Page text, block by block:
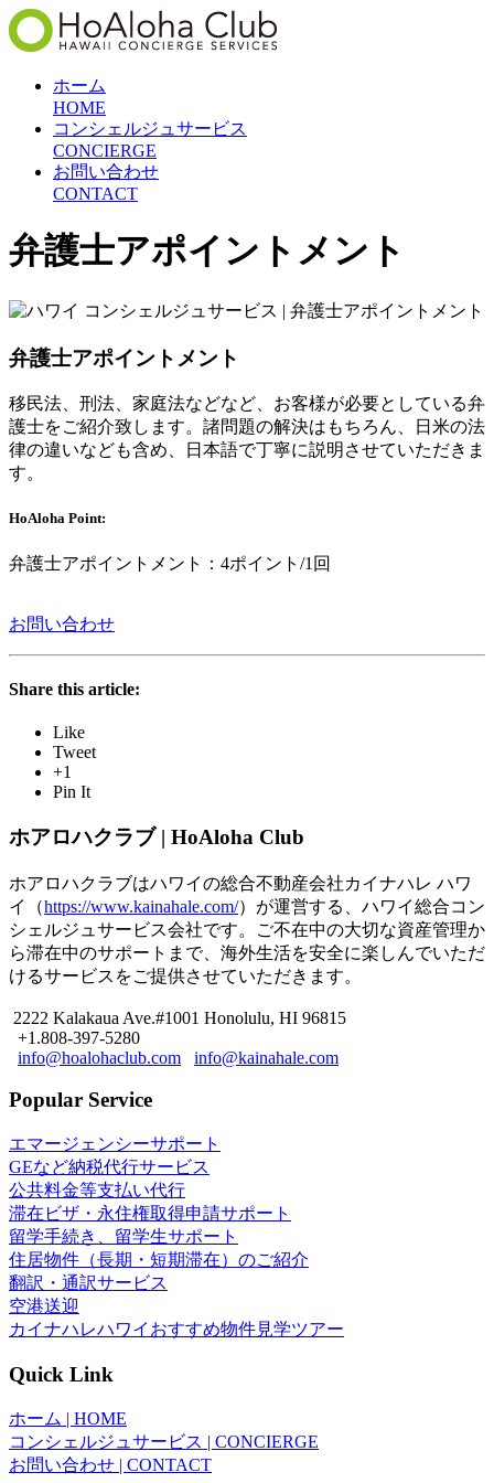
ホーム
HOME
コンシェルジュサービス
CONCIERGE
お問い合わせ
CONTACT
弁護士アポイントメント
弁護士アポイントメント
移民法、刑法、家庭法などなど、お客様が必要としている弁
護士をご紹介致します。諸問題の解決はもちろん、日米の法
律の違いなども含め、日本語で丁寧に説明させていただきま
す。
HoAloha Point:
弁護士アポイントメント：4ポイント/1回
お問い合わせ
Share this article:
Like
Tweet
+1
Pin It
ホアロハクラブ | HoAloha Club
ホアロハクラブはハワイの総合不動産会社カイナハレ ハワ
イ（https://www.kainahale.com/）が運営する、ハワイ総合コン
シェルジュサービス会社です。ご不在中の大切な資産管理か
ら滞在中のサポートまで、海外生活を安全に楽しんでいただ
けるサービスをご提供させていただきます。
2222 Kalakaua Ave.#1001 Honolulu, HI 96815
+1.808-397-5280
info@hoalohaclub.com
info@kainahale.com
Popular Service
エマージェンシーサポート
GEなど納税代行サービス
公共料金等支払い代行
滞在ビザ・永住権取得申請サポート
留学手続き、留学生サポート
住居物件（長期・短期滞在）のご紹介
翻訳・通訳サービス
空港送迎
カイナハレハワイおすすめ物件見学ツアー
Quick Link
ホーム | HOME
コンシェルジュサービス | CONCIERGE
お問い合わせ | CONTACT